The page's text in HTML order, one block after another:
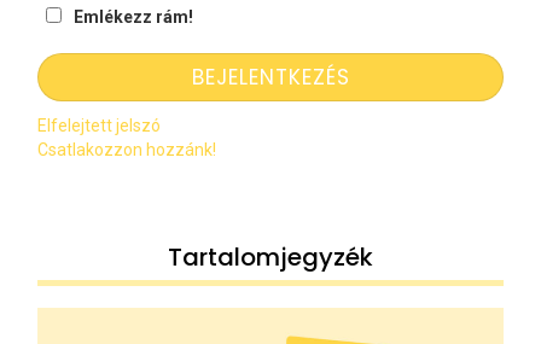
Emlékezz rám!
Elfelejtett jelszó
Csatlakozzon hozzánk!
Tartalomjegyzék